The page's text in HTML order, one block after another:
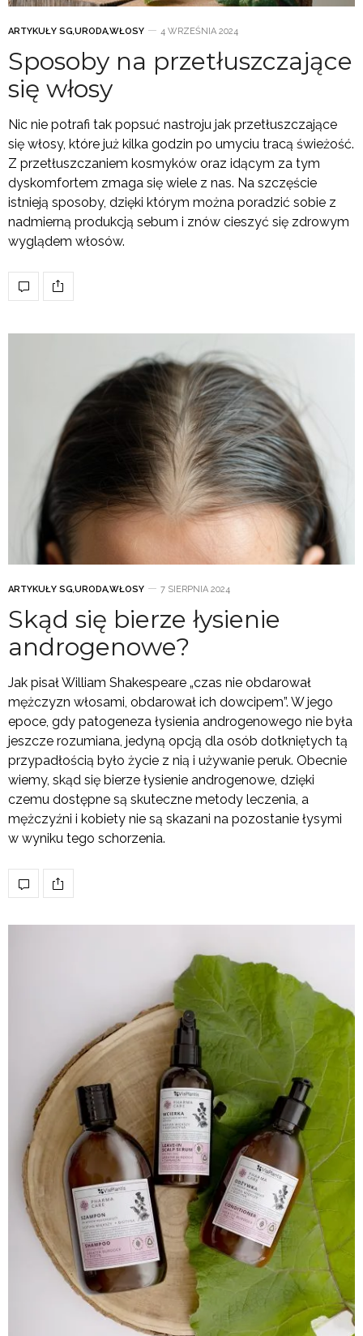
ARTYKUŁY SG,URODA,WŁOSY 4 WRZEŚNIA 2024
Sposoby na przetłuszczające
się włosy
Nic nie potrafi tak popsuć nastroju jak przetłuszczające
się włosy, które już kilka godzin po umyciu tracą świeżość.
Z przetłuszczaniem kosmyków oraz idącym za tym
dyskomfortem zmaga się wiele z nas. Na szczęście
istnieją sposoby, dzięki którym można poradzić sobie z
nadmierną produkcją sebum i znów cieszyć się zdrowym
wyglądem włosów.
ARTYKUŁY SG,URODA,WŁOSY 7 SIERPNIA 2024
Skąd się bierze łysienie
androgenowe?
Jak pisał William Shakespeare „czas nie obdarował
mężczyzn włosami, obdarował ich dowcipem”. W jego
epoce, gdy patogeneza łysienia androgenowego nie była
jeszcze rozumiana, jedyną opcją dla osób dotkniętych tą
przypadłością było życie z nią i używanie peruk. Obecnie
wiemy, skąd się bierze łysienie androgenowe, dzięki
czemu dostępne są skuteczne metody leczenia, a
mężczyźni i kobiety nie są skazani na pozostanie łysymi
w wyniku tego schorzenia.